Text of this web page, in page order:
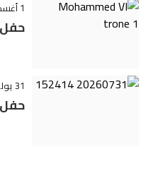
1 أغسطس 2026 - 12:14
حفل
31 يوليو 2026 - 15:24